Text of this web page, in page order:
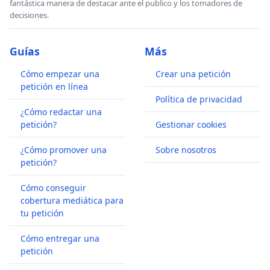
fantástica manera de destacar ante el publico y los tomadores de
decisiones.
Guías
Cómo empezar una
petición en línea
¿Cómo redactar una
petición?
¿Cómo promover una
petición?
Cómo conseguir
cobertura mediática para
tu petición
Cómo entregar una
petición
Más
Crear una petición
Política de privacidad
Gestionar cookies
Sobre nosotros